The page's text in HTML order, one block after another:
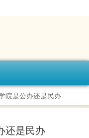
院是公办还是民办
还是民办